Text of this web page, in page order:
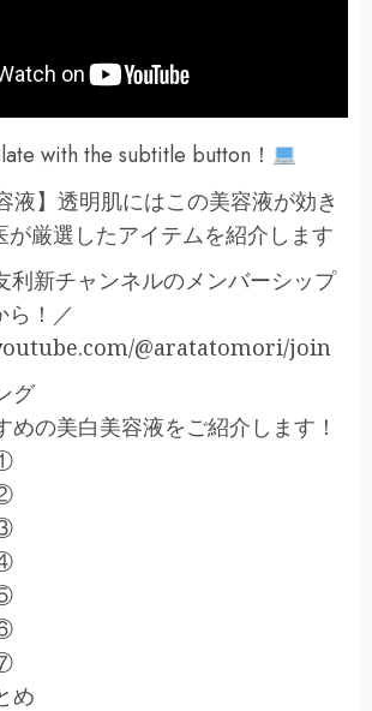
with the subtitle button！
液】透明肌にはこの美容液が効き
が厳選したアイテムを紹介します
利新チャンネルのメンバーシップ
ら！／
@aratatomori/join
グ
めの美白美容液をご紹介します！
め